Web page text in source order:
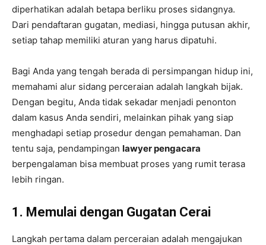
diperhatikan adalah betapa berliku proses sidangnya.
Dari pendaftaran gugatan, mediasi, hingga putusan akhir,
setiap tahap memiliki aturan yang harus dipatuhi.
Bagi Anda yang tengah berada di persimpangan hidup ini,
memahami alur sidang perceraian adalah langkah bijak.
Dengan begitu, Anda tidak sekadar menjadi penonton
dalam kasus Anda sendiri, melainkan pihak yang siap
menghadapi setiap prosedur dengan pemahaman. Dan
tentu saja, pendampingan lawyer pengacara
berpengalaman bisa membuat proses yang rumit terasa
lebih ringan.
1. Memulai dengan Gugatan Cerai
Langkah pertama dalam perceraian adalah mengajukan